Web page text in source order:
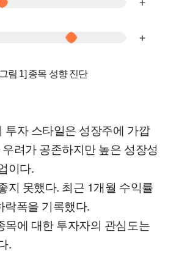
림 1] 종목 성향 진단
투자 스타일은 성장주에 가깝
려가 공존하지만 높은 성장성
이다.
지 못했다. 최근 1개월 수익률
락폭을 기록했다.
목에 대한 투자자의 관심도는
.